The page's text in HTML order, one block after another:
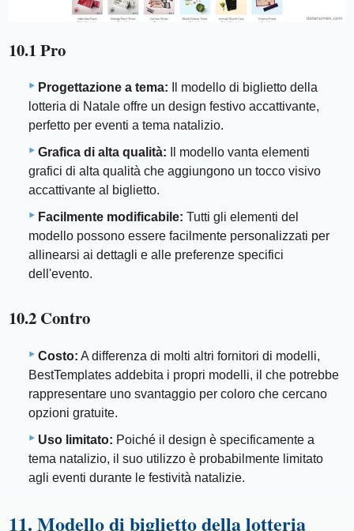
10.1 Pro
Progettazione a tema: Il modello di biglietto della
lotteria di Natale offre un design festivo accattivante,
perfetto per eventi a tema natalizio.
Grafica di alta qualità: Il modello vanta elementi
grafici di alta qualità che aggiungono un tocco visivo
accattivante al biglietto.
Facilmente modificabile: Tutti gli elementi del
modello possono essere facilmente personalizzati per
allinearsi ai dettagli e alle preferenze specifici
dell'evento.
10.2 Contro
Costo: A differenza di molti altri fornitori di modelli,
BestTemplates addebita i propri modelli, il che potrebbe
rappresentare uno svantaggio per coloro che cercano
opzioni gratuite.
Uso limitato: Poiché il design è specificamente a
tema natalizio, il suo utilizzo è probabilmente limitato
agli eventi durante le festività natalizie.
11. Modello di biglietto della lotteria